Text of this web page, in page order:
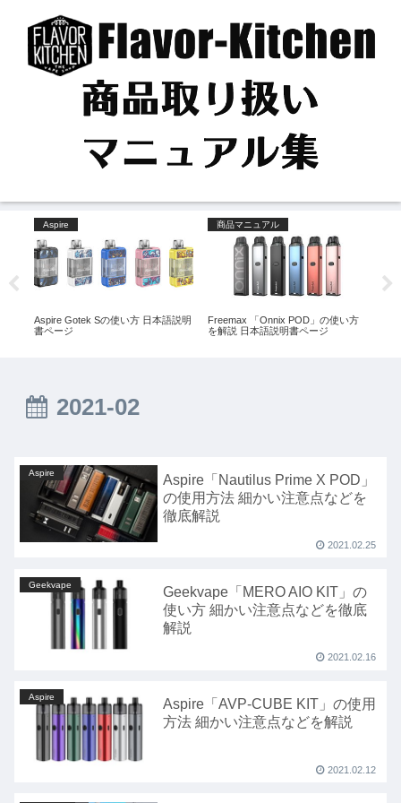
Aspire
Aspire Gotek Sの使い方 日本語説明
書ページ
商品マニュアル
Freemax 「Onnix POD」の使い方
を解説 日本語説明書ページ
2021-02
Aspire
Aspire「Nautilus Prime X POD」
の使用方法 細かい注意点などを
徹底解説
2021.02.25
Geekvape
Geekvape「MERO AIO KIT」の
使い方 細かい注意点などを徹底
解説
2021.02.16
Aspire
Aspire「AVP-CUBE KIT」の使用
方法 細かい注意点などを解説
2021.02.12